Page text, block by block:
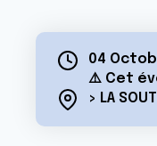
04
⚠️ Cet
> LA